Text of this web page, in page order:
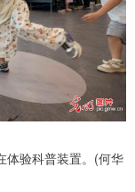
体验科普装置。(何华